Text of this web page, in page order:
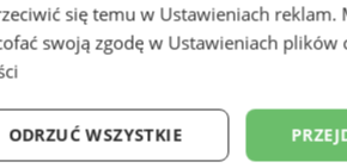
Miejski - już w
się temu w Ustawieniach reklam.
swoją zgodę w Ustawieniach plików
ODRZUĆ WSZYSTKIE